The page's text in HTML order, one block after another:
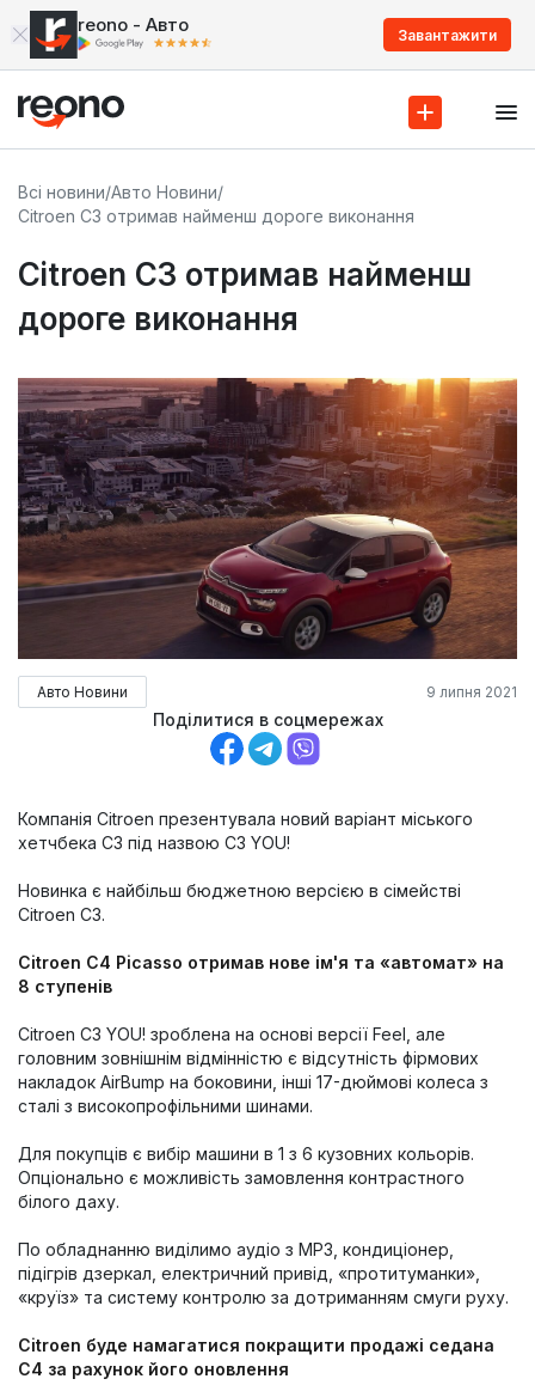
reono - Авто Завантажити
Всі новини/Авто Новини/
Citroen C3 отримав найменш дороге виконання
Citroen C3 отримав найменш
дороге виконання
Авто Новини 9 липня 2021
Поділитися в соцмережах
Компанія Citroen презентувала новий варіант міського
хетчбека C3 під назвою C3 YOU!
Новинка є найбільш бюджетною версією в сімействі
Citroen C3.
Citroen C4 Picasso отримав нове ім'я та «автомат» на
8 ступенів
Citroen C3 YOU! зроблена на основі версії Feel, але
головним зовнішнім відмінністю є відсутність фірмових
накладок AirBump на боковини, інші 17-дюймові колеса з
сталі з високопрофільними шинами.
Для покупців є вибір машини в 1 з 6 кузовних кольорів.
Опціонально є можливість замовлення контрастного
білого даху.
По обладнанню виділимо аудіо з MP3, кондиціонер,
підігрів дзеркал, електричний привід, «протитуманки»,
«круїз» та систему контролю за дотриманням смуги руху.
Citroen буде намагатися покращити продажі седана
C4 за рахунок його оновлення